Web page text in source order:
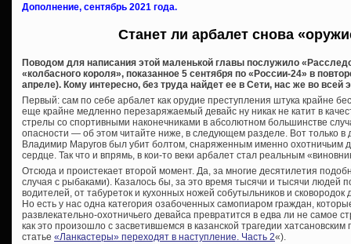
Дополнение, сентябрь 2021 года.
Станет ли арбалет снова
Поводом для написания этой маленькой главы послужило
«колбасного короля», показанное 5 сентября по «России-24» в
апреле). Кому интересно, без труда найдет ее в Сети, нас же во всей
Первый: сам по себе арбалет как орудие преступления штука крайне
еще крайне медленно перезаряжаемый девайс ну никак не катит в
стрелы со спортивными наконечниками в абсолютном большинстве
опасности — об этом читайте ниже, в следующем разделе. Вот только
Владимир Маругов был убит болтом, снаряженным именно охотничьим
сердце. Так что и впрямь, в кои-то веки арбалет стал реальным
Отсюда и проистекает второй момент. Да, за многие десятилетия
случая с рыбаками). Казалось бы, за это время тысячи и тысячи людей
водителей, от табуреток и кухонных ножей собутыльников и сковородок
Но есть у нас одна категория озабоченных самопиаром граждан,
развлекательно-охотничьего девайса превратится в едва ли не самое
как это произошло с засветившемся в казанской трагедии
статье «Ланкастеры» переходят в наступление. Часть 2«).